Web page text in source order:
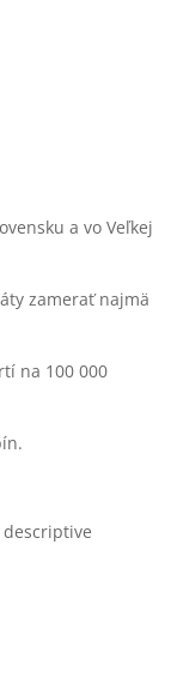
a vo Veľkej
zamerať najmä
na 100 000